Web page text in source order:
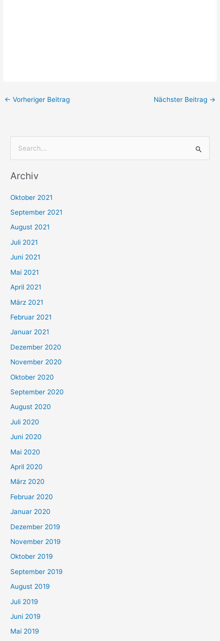
← Vorheriger Beitrag Nächster Beitrag →
c
n
n
a
c
h
:
Archiv
Oktober 2021
September 2021
August 2021
Juli 2021
Juni 2021
Mai 2021
April 2021
März 2021
Februar 2021
Januar 2021
Dezember 2020
November 2020
Oktober 2020
September 2020
August 2020
Juli 2020
Juni 2020
Mai 2020
April 2020
März 2020
Februar 2020
Januar 2020
Dezember 2019
November 2019
Oktober 2019
September 2019
August 2019
Juli 2019
Juni 2019
Mai 2019